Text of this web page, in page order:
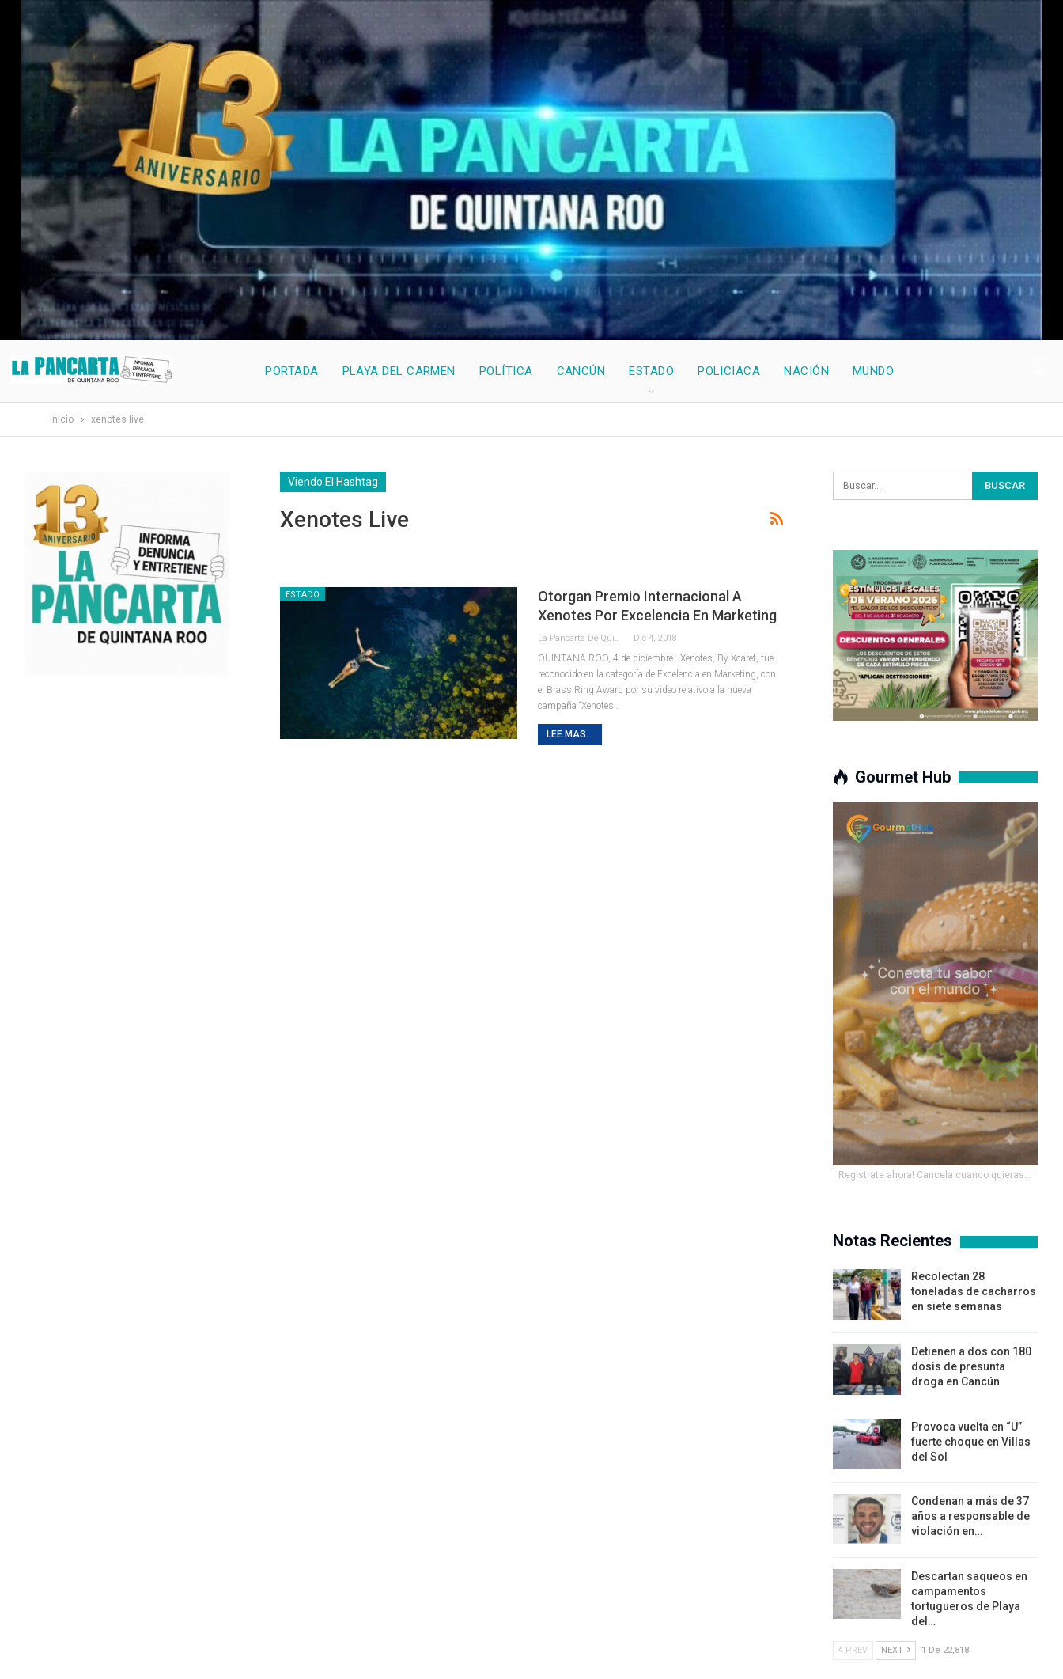
PORTADA PLAYA DEL CARMEN POLÍTICA CANCÚN ESTADO POLICIACA NACIÓN MUNDO
Inicio xenotes live
Viendo El Hashtag
Xenotes Live
ESTADO
Otorgan Premio Internacional A
Xenotes Por Excelencia En Marketing
Dic 4, 2018
QUINTANA ROO, 4 de diciembre.- Xenotes, By Xcaret, fue
reconocido en la categoría de Excelencia en Marketing, con
el Brass Ring Award por su video relativo a la nueva
campaña “Xenotes…
LEE MAS...
Gourmet Hub
Registrate ahora! Cancela cuando quieras...
Notas Recientes
Recolectan 28
toneladas de cacharros
en siete semanas
Detienen a dos con 180
dosis de presunta
droga en Cancún
Provoca vuelta en “U”
fuerte choque en Villas
del Sol
Condenan a más de 37
años a responsable de
violación en…
Descartan saqueos en
campamentos
tortugueros de Playa
del…
PREV NEXT 1 De 22,818